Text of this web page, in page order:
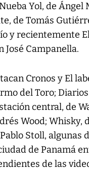
Yol, de Ángel
de Tomás
y recientemente
José Campanella.
Cronos y El
del Toro;
central, de
Wood; Whisky,
Stoll, algunas
de Panamá
de las